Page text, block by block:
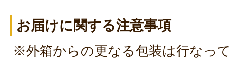
お届けに関する注意事項
※外箱からの更なる包装は行なっ